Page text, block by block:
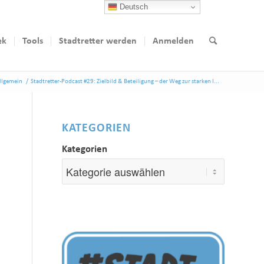
Tools Stadtretter werden Anmelden
/ Stadtretter-Podcast #29: Zielbild & Beteiligung – der Weg zur starken I...
KATEGORIEN
Kategorien
Deutsch